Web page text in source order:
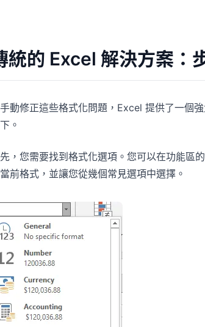
統的 Excel 解決方案：
動修正這些格式化問題，Excel 提供了一個強
。
，您需要找到格式化選項。您可以在功能區的
前格式，並讓您從幾個常見選項中選擇。